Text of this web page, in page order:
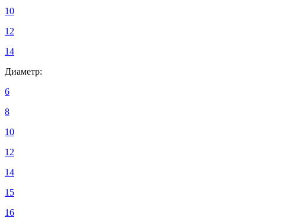
10
12
14
Диаметр:
6
8
10
12
14
15
16